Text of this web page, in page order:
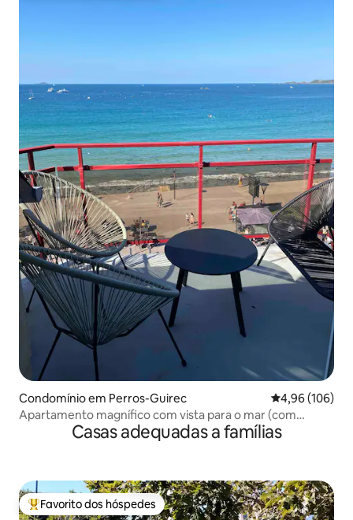
Condomínio em Perros-Guirec Classificação
4,96 (106)
Apartamento magnífico com vista para o mar (com
Casas adequadas a famílias
Favoritos dos hóspedes mais apreciados
Favorito dos hóspedes